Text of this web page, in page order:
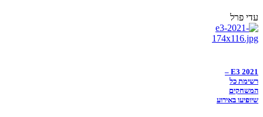
עדי פרל
E3 2021 –
רשימת כל
המשחקים
שיופיעו באירוע